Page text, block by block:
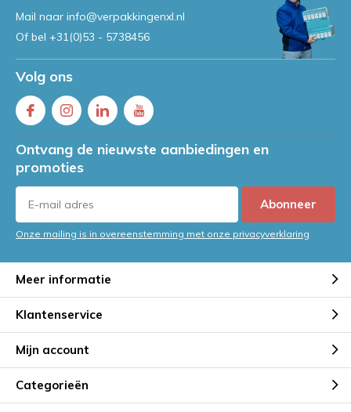
Mail naar info@verpakkingenxl.nl
Of bel +31(0)53 - 5738456
Volg ons
Ontvang de nieuwste aanbiedingen en
promoties
Abonneer
Onze mailing is in overeenstemming met onze privacyverklaring
Meer informatie
Klantenservice
Mijn account
Categorieën